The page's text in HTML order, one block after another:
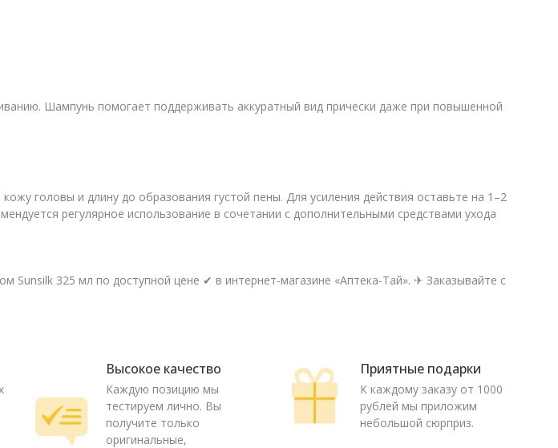
Шампунь помогает поддерживать аккуратный вид прически даже при повышенной
головы и длину до образования густой пены. Для усиления действия оставьте на 1–2
регулярное использование в сочетании с дополнительными средствами ухода
325 мл по доступной цене ✔ в интернет-магазине «Аптека-Тай». ✈ Заказывайте с
Высокое качество
Каждую позицию мы
тестируем лично. Вы
получите только
оригинальные,
Приятные подарки
К каждому заказу от 1000
рублей мы приложим
небольшой сюрприз.